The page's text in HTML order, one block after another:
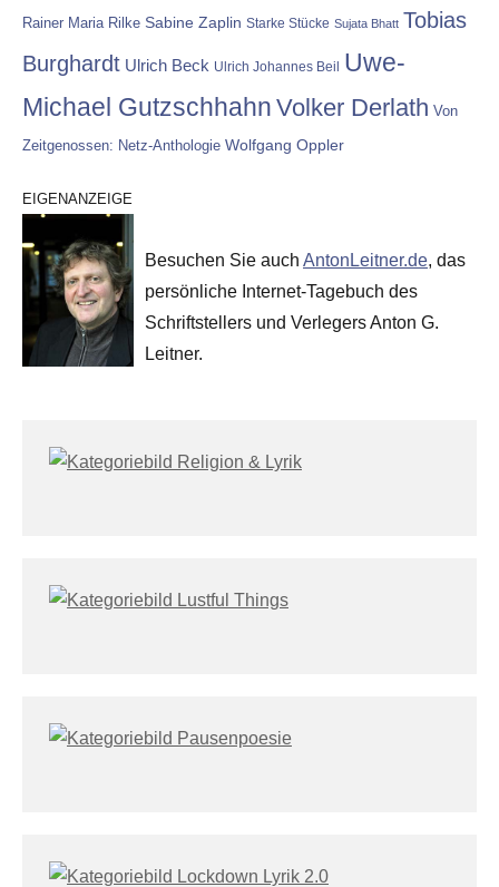
Rainer Maria Rilke Sabine Zaplin Starke Stücke Sujata Bhatt Tobias
Burghardt Ulrich Beck Ulrich Johannes Beil
Uwe-
Michael Gutzschhahn Volker Derlath Von
Zeitgenossen: Netz-Anthologie Wolfgang Oppler
EIGENANZEIGE
Besuchen Sie auch AntonLeitner.de, das
persönliche Internet-Tagebuch des
Schriftstellers und Verlegers Anton G.
Leitner.